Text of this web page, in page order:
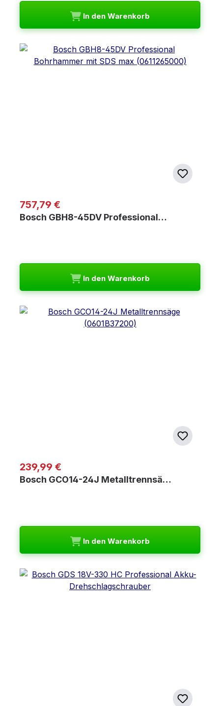
In den Warenkorb
Regulärer Preis:
757,79 €
Bosch GBH8-45DV Professional…
In den Warenkorb
Regulärer Preis:
239,99 €
Bosch GCO14-24J Metalltrennsä…
In den Warenkorb